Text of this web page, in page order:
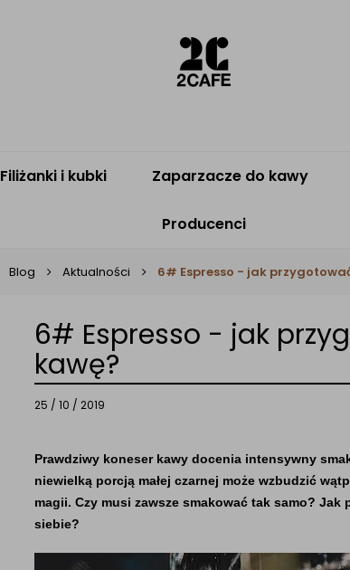
Filiżanki i kubki Zaparzacze do kawy
Producenci
Blog Aktualności 6# Espresso - jak
6# Espresso - jak
kawę?
25 / 10 / 2019
Prawdziwy koneser kawy docenia intensywny
niewielką porcją małej czarnej może wzbudzić
magii. Czy musi zawsze smakować tak samo?
siebie?